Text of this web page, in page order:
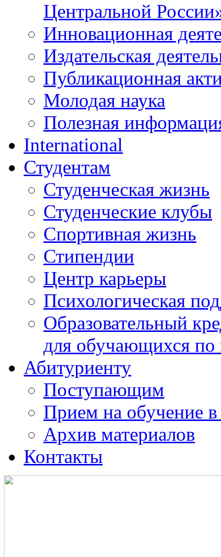
Центральной
Инновационная
Издательская
Публикационная
Молодая наука
Полезная
International
Студентам
Студенческая жизнь
Студенческие клубы
Спортивная жизнь
Стипендии
Центр карьеры
Психологическая
Образовательный
для обучающихся
Абитуриенту
Поступающим
Прием на обучение в
Архив материалов
Контакты